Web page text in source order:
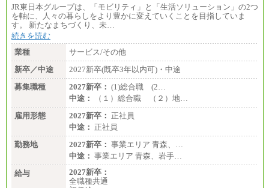
■(株)JTBデータサービス ※2027年新卒募集終了
総合職 月給186,000～194,000円＋地域手当
■I&Jデジタルイノベーション(株)
総合職 月給224,500～242,600円＋地域手当
※詳細はJTBキャリアサイトよりご確認ください。
＜有期社員コース＞
■(株)JTBビジネストランスフォーム
有期契約職 月給185,000～195,000円
※詳細はJTBキャリアサイトよりご確認ください。
■(株)JTBパブリッシング ※2027年新卒募集終了
総合職 月給241,000円
中途：
①月給227,000円以上
②月給212,000円以上
③月給172,500円以上
④月給23万円～37万円
JR東日本グループは、「モビリティ」と「生活ソリューション」の2つ
を軸に、人々の暮らしをより豊かに変えていくことを目指していま
す。 新たなまちづくり、未…
続きを読む
業種
サービス/その他
新卒／中途
2027新卒(既卒3年以内可)・中途
募集職種
2027新卒： (1)総合職 (2…
中途：
（１）総合職 （２）地…
雇用形態
2027新卒： 正社員
中途： 正社員
勤務地
2027新卒： 事業エリア 青森、…
中途： 事業エリア 青森、岩手…
給与
2027新卒：
全職種共通